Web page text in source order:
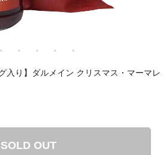
入り】ダルメイン クリスマス・マーマレ
SOLD OUT